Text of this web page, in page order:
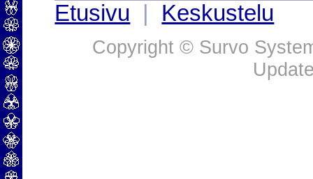
Etusivu
Keskustelu
Copyright © Survo